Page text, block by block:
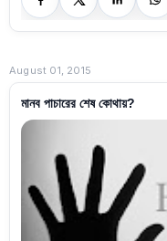
August 01, 2015
মানব পাচারের শেষ কোথায়?